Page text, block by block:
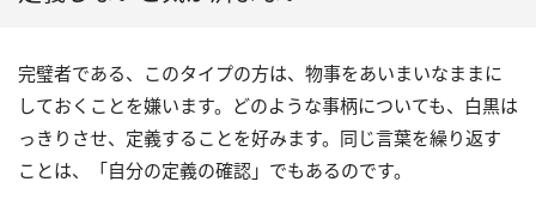
完璧者である、このタイプの方は、物事をあいまいなままに
しておくことを嫌います。どのような事柄についても、白黒は
っきりさせ、定義することを好みます。同じ言葉を繰り返す
ことは、「自分の定義の確認」でもあるのです。